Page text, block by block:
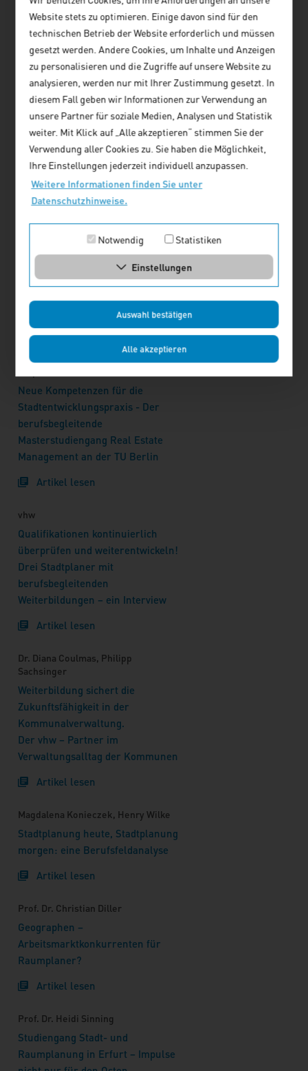
Website stets zu optimieren. Einige davon sind für den
technischen Betrieb der Website erforderlich und müssen
gesetzt werden. Andere Cookies, um Inhalte und Anzeigen
zu personalisieren und die Zugriffe auf unsere Website zu
analysieren, werden nur mit Ihrer Zustimmung gesetzt. In
diesem Fall geben wir Informationen zur Verwendung an
unsere Partner für soziale Medien, Analysen und Statistik
weiter. Mit Klick auf „Alle akzeptieren“ stimmen Sie der
Verwendung aller Cookies zu. Sie haben die Möglichkeit,
Ihre Einstellungen jederzeit individuell anzupassen.
Weitere Informationen finden Sie unter
Datenschutzhinweise.
Notwendig Statistiken
Einstellungen
Auswahl bestätigen
Alle akzeptieren
Artikel lesen
Rainer Bohne
Aus- und Fortbildung für
Stadtplaner - Anmerkungen aus
Sicht der SRL
Artikel lesen
Sabine Süß
Lebenslanges Lernen vor Ort -
Ideales Reizklima (auch) für
gelingende Aus- und Weiterbildung
Artikel lesen
Prof. Dr. Tobias Just
Immobilienprofessionals müssen
Artikel lesen
Neue Kompetenzen für die
Stadtentwicklungspraxis - Der
berufsbegleitende
Masterstudiengang Real Estate
Management an der TU Berlin
Artikel lesen
vhw
Qualifikationen kontinuierlich
überprüfen und weiterentwickeln!
Drei Stadtplaner mit
berufsbegleitenden
Weiterbildungen – ein Interview
Artikel lesen
Dr. Diana Coulmas, Philipp
Sachsinger
Weiterbildung sichert die
Zukunftsfähigkeit in der
Kommunalverwaltung.
Der vhw – Partner im
Verwaltungsalltag der Kommunen
Artikel lesen
Magdalena Konieczek, Henry Wilke
Stadtplanung heute, Stadtplanung
morgen: eine Berufsfeldanalyse
Artikel lesen
Prof. Dr. Christian Diller
Geographen –
Arbeitsmarktkonkurrenten für
Raumplaner?
Artikel lesen
Prof. Dr. Heidi Sinning
Studiengang Stadt- und
Raumplanung in Erfurt – Impulse